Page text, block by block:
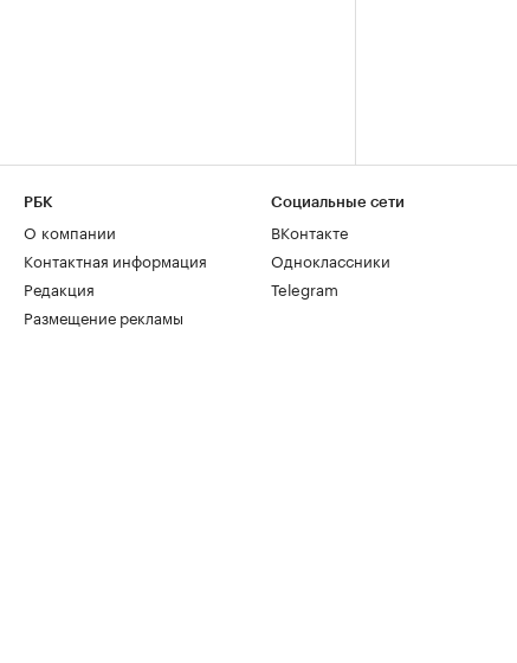
РБК
О компании
Контактная информация
Редакция
Размещение рекламы
Социальные сети
ВКонтакте
Одноклассники
Telegram